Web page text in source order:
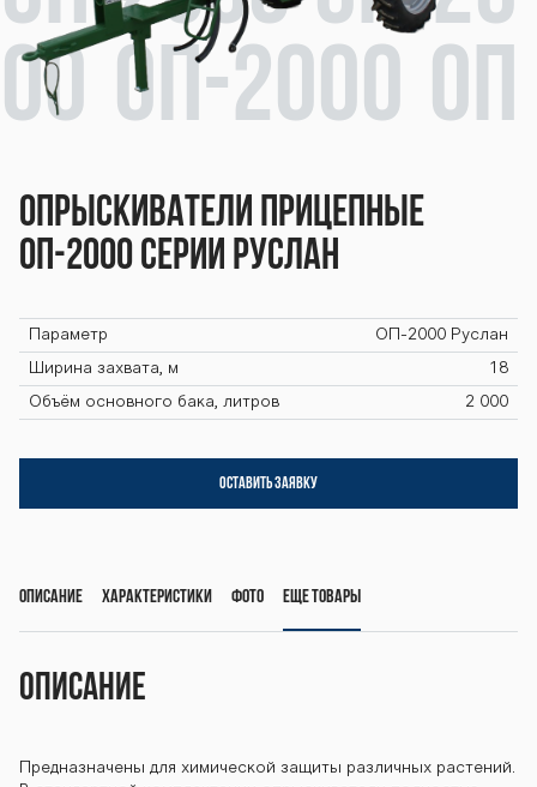
00 ОП-2000 ОП
-2000 ОП-2000
ОП-2000 ОП-20
00 ОП-2000 ОП
-2000 ОП-2000
ОП-2000 ОП-20
00 ОП-2000 ОП
Опрыскиватели прицепные
ОП-2000 серии Руслан
Параметр ОП-2000 Руслан
Ширина захвата, м 18
Объём основного бака, литров 2 000
ОСТАВИТЬ ЗАЯВКУ
Описание Характеристики Фото Еще товары
Описание
Предназначены для химической защиты различных растений.